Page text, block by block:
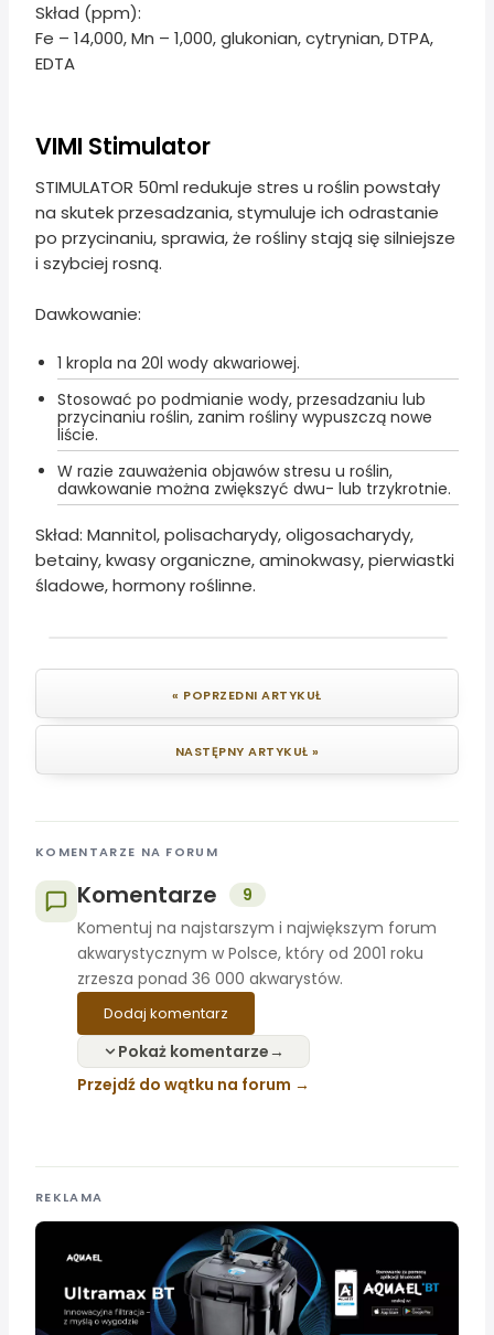
Skład (ppm):
Fe – 14,000, Mn – 1,000, glukonian, cytrynian, DTPA,
EDTA
VIMI Stimulator
STIMULATOR 50ml redukuje stres u roślin powstały
na skutek przesadzania, stymuluje ich odrastanie
po przycinaniu, sprawia, że rośliny stają się silniejsze
i szybciej rosną.
Dawkowanie:
1 kropla na 20l wody akwariowej.
Stosować po podmianie wody, przesadzaniu lub
przycinaniu roślin, zanim rośliny wypuszczą nowe
liście.
W razie zauważenia objawów stresu u roślin,
dawkowanie można zwiększyć dwu- lub trzykrotnie.
Skład: Mannitol, polisacharydy, oligosacharydy,
betainy, kwasy organiczne, aminokwasy, pierwiastki
śladowe, hormony roślinne.
« POPRZEDNI ARTYKUŁ
NASTĘPNY ARTYKUŁ »
KOMENTARZE NA FORUM
Komentarze
9
Komentuj na najstarszym i największym forum
akwarystycznym w Polsce, który od 2001 roku
zrzesza ponad 36 000 akwarystów.
Dodaj komentarz
Pokaż komentarze
Przejdź do wątku na forum
REKLAMA